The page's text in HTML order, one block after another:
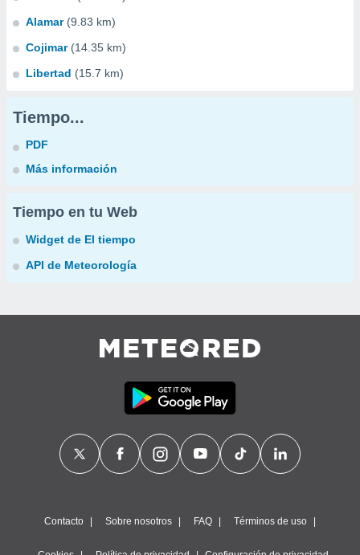
Alamar (9.83 km)
Cojimar (14.35 km)
Libertad (15.7 km)
Tiempo...
PDF
Más información
Tiempo en tu Web
Widget de El tiempo
API de Meteorología
Contacto Sobre nosotros FAQ Términos de uso